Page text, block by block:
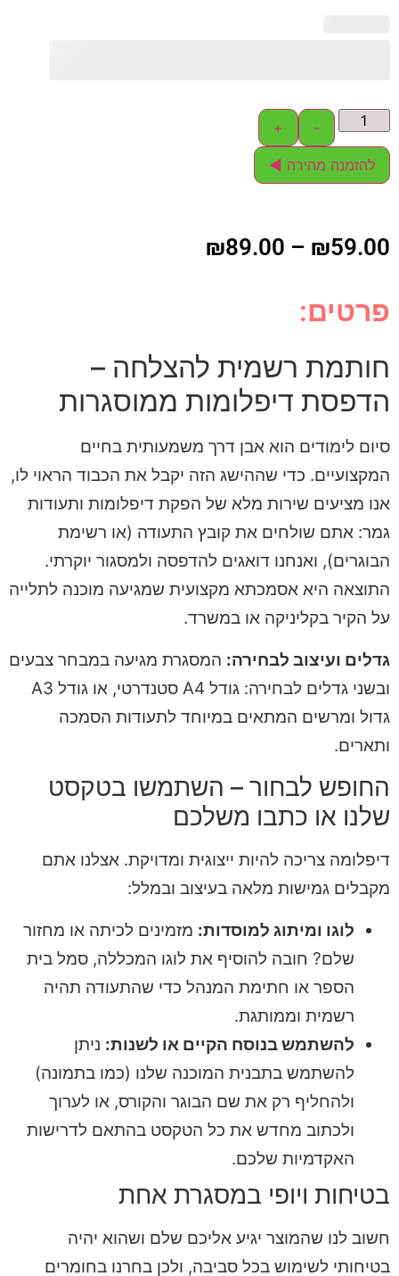
-
+
להזמנה מהירה ◄
₪59.00
–
₪89.00
פרטים:
חותמת רשמית להצלחה –
הדפסת דיפלומות ממוסגרות
סיום לימודים הוא אבן דרך משמעותית בחיים
המקצועיים. כדי שההישג הזה יקבל את הכבוד הראוי לו,
אנו מציעים שירות מלא של הפקת דיפלומות ותעודות
גמר: אתם שולחים את קובץ התעודה (או רשימת
הבוגרים), ואנחנו דואגים להדפסה ולמסגור יוקרתי.
התוצאה היא אסמכתא מקצועית שמגיעה מוכנה לתלייה
על הקיר בקליניקה או במשרד.
גדלים ועיצוב לבחירה: המסגרת מגיעה במבחר צבעים
ובשני גדלים לבחירה: גודל A4 סטנדרטי, או גודל A3
גדול ומרשים המתאים במיוחד לתעודות הסמכה
ותארים.
החופש לבחור – השתמשו בטקסט
שלנו או כתבו משלכם
דיפלומה צריכה להיות ייצוגית ומדויקת. אצלנו אתם
מקבלים גמישות מלאה בעיצוב ובמלל:
לוגו ומיתוג למוסדות: מזמינים לכיתה או מחזור
שלם? חובה להוסיף את לוגו המכללה, סמל בית
הספר או חתימת המנהל כדי שהתעודה תהיה
רשמית וממותגת.
להשתמש בנוסח הקיים או לשנות: ניתן
להשתמש בתבנית המוכנה שלנו (כמו בתמונה)
ולהחליף רק את שם הבוגר והקורס, או לערוך
ולכתוב מחדש את כל הטקסט בהתאם לדרישות
האקדמיות שלכם.
בטיחות ויופי במסגרת אחת
חשוב לנו שהמוצר יגיע אליכם שלם ושהוא יהיה
בטיחותי לשימוש בכל סביבה, ולכן בחרנו בחומרים